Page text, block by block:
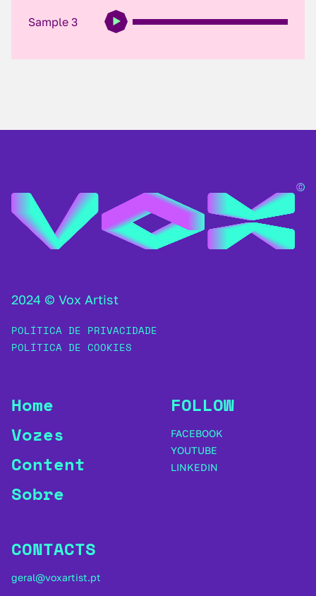
Sample 3
2024 © Vox Artist
POLÍTICA DE PRIVACIDADE
POLÍTICA DE COOKIES
Home
Vozes
Content
Sobre
FOLLOW
FACEBOOK
YOUTUBE
LINKEDIN
CONTACTS
geral@voxartist.pt